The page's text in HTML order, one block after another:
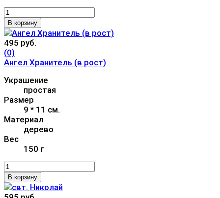
В корзину
495 руб.
(0)
Ангел Хранитель (в рост)
Украшение
простая
Размер
9 * 11 см.
Материал
дерево
Вес
150 г
В корзину